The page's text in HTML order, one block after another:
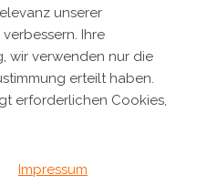
unserer
Ihre
wir verwenden nur die
erteilt haben.
erforderlichen Cookies,
Impressum